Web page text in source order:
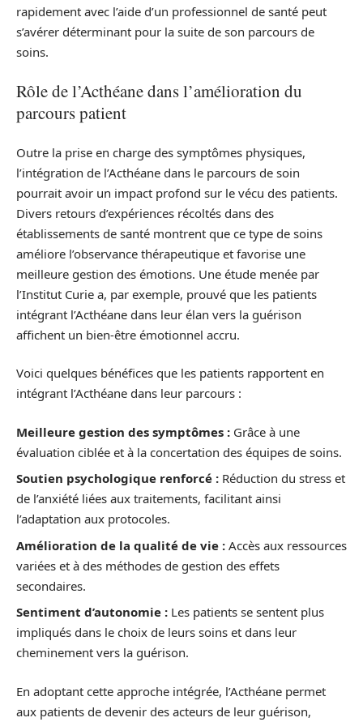
rapidement avec l’aide d’un professionnel de santé peut
s’avérer déterminant pour la suite de son parcours de
soins.
Rôle de l’Acthéane dans l’amélioration du
parcours patient
Outre la prise en charge des symptômes physiques,
l’intégration de l’Acthéane dans le parcours de soin
pourrait avoir un impact profond sur le vécu des patients.
Divers retours d’expériences récoltés dans des
établissements de santé montrent que ce type de soins
améliore l’observance thérapeutique et favorise une
meilleure gestion des émotions. Une étude menée par
l’Institut Curie a, par exemple, prouvé que les patients
intégrant l’Acthéane dans leur élan vers la guérison
affichent un bien-être émotionnel accru.
Voici quelques bénéfices que les patients rapportent en
intégrant l’Acthéane dans leur parcours :
Meilleure gestion des symptômes : Grâce à une
évaluation ciblée et à la concertation des équipes de soins.
Soutien psychologique renforcé : Réduction du stress et
de l’anxiété liées aux traitements, facilitant ainsi
l’adaptation aux protocoles.
Amélioration de la qualité de vie : Accès aux ressources
variées et à des méthodes de gestion des effets
secondaires.
Sentiment d’autonomie : Les patients se sentent plus
impliqués dans le choix de leurs soins et dans leur
cheminement vers la guérison.
En adoptant cette approche intégrée, l’Acthéane permet
aux patients de devenir des acteurs de leur guérison,